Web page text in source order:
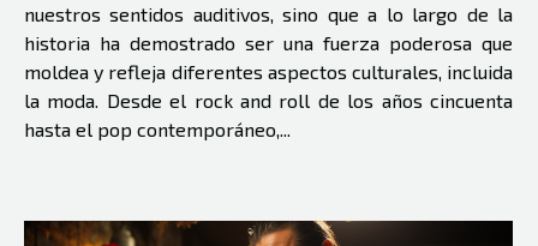
nuestros sentidos auditivos, sino que a lo largo de la
historia ha demostrado ser una fuerza poderosa que
moldea y refleja diferentes aspectos culturales, incluida
la moda. Desde el rock and roll de los años cincuenta
hasta el pop contemporáneo,...